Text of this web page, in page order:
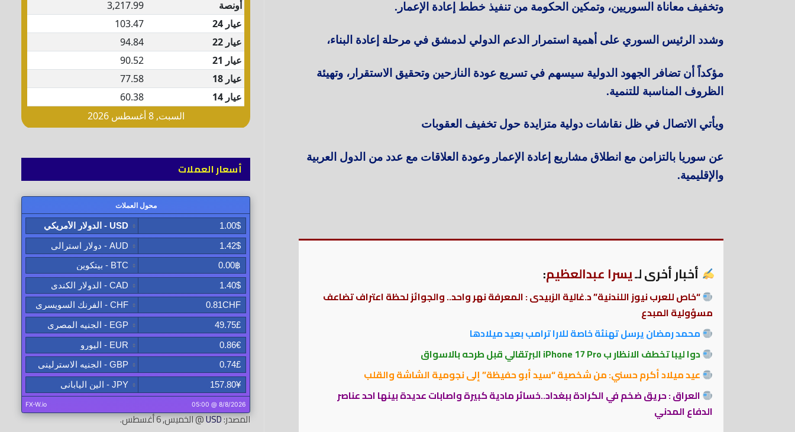
وتخفيف معاناة السوريين، وتمكين الحكومة من تنفيذ خطط إعادة الإعمار.
وشدد الرئيس السوري على أهمية استمرار الدعم الدولي لدمشق في مرحلة إعادة البناء،
مؤكداً أن تضافر الجهود الدولية سيسهم في تسريع عودة النازحين وتحقيق الاستقرار، وتهيئة
الظروف المناسبة للتنمية.
ويأتي الاتصال في ظل نقاشات دولية متزايدة حول تخفيف العقوبات
عن سوريا بالتزامن مع انطلاق مشاريع إعادة الإعمار وعودة العلاقات مع عدد من الدول العربية
والإقليمية.
أخبار أخرى لـيسرا عبدالعظيم:
“خاص للعرب نيوز اللندنية” د.غالية الزبيدى : المعرفة نهر واحد.. والجوائز لحظة اعتراف تضاعف
مسؤولية المبدع
محمد رمضان يرسل تهنئة خاصة للارا ترامب بعيد ميلادها
دوا ليبا تخطف الانظار ب iPhone 17 Pro البرتقالي قبل طرحه بالاسواق
عيد ميلاد أكرم حسني: من شخصية “سيد أبو حفيظة” إلى نجومية الشاشة والقلب
العراق : حريق ضخم في الكرادة ببغداد..خسائر مادية كبيرة واصابات عديدة بينها احد عناصر
الدفاع المدني
أسعار العملات
المصدر:USD@ الخميس, 6 أغسطس.